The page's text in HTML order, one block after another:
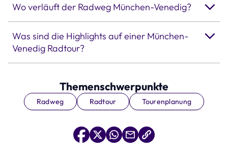
Wo verläuft der Radweg München-Venedig?
Was sind die Highlights auf einer München-
Venedig Radtour?
Themenschwerpunkte
Radweg Radtour Tourenplanung